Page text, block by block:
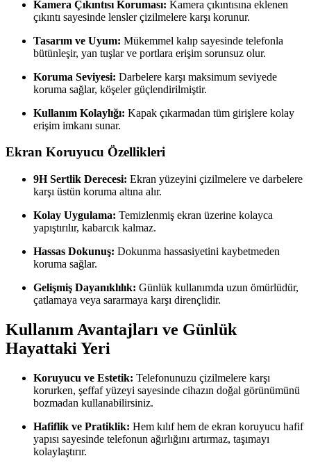
Kamera Çıkıntısı Koruması: Kamera çıkıntısına eklenen
çıkıntı sayesinde lensler çizilmelere karşı korunur.
Tasarım ve Uyum: Mükemmel kalıp sayesinde telefonla
bütünleşir, yan tuşlar ve portlara erişim sorunsuz olur.
Koruma Seviyesi: Darbelere karşı maksimum seviyede
koruma sağlar, köşeler güçlendirilmiştir.
Kullanım Kolaylığı: Kapak çıkarmadan tüm girişlere kolay
erişim imkanı sunar.
Ekran Koruyucu Özellikleri
9H Sertlik Derecesi: Ekran yüzeyini çizilmelere ve darbelere
karşı üstün koruma altına alır.
Kolay Uygulama: Temizlenmiş ekran üzerine kolayca
yapıştırılır, kabarcık kalmaz.
Hassas Dokunuş: Dokunma hassasiyetini kaybetmeden
koruma sağlar.
Gelişmiş Dayanıklılık: Günlük kullanımda uzun ömürlüdür,
çatlamaya veya sararmaya karşı dirençlidir.
Kullanım Avantajları ve Günlük
Hayattaki Yeri
Koruyucu ve Estetik: Telefonunuzu çizilmelere karşı
korurken, şeffaf yüzeyi sayesinde cihazın doğal görünümünü
bozmadan kullanabilirsiniz.
Hafiflik ve Pratiklik: Hem kılıf hem de ekran koruyucu hafif
yapısı sayesinde telefonun ağırlığını artırmaz, taşımayı
kolaylaştırır.